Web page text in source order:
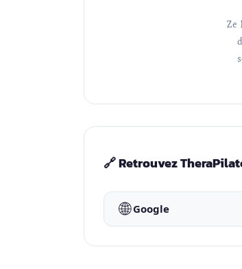
Ze
🔗 Retrouvez
🌐 Google